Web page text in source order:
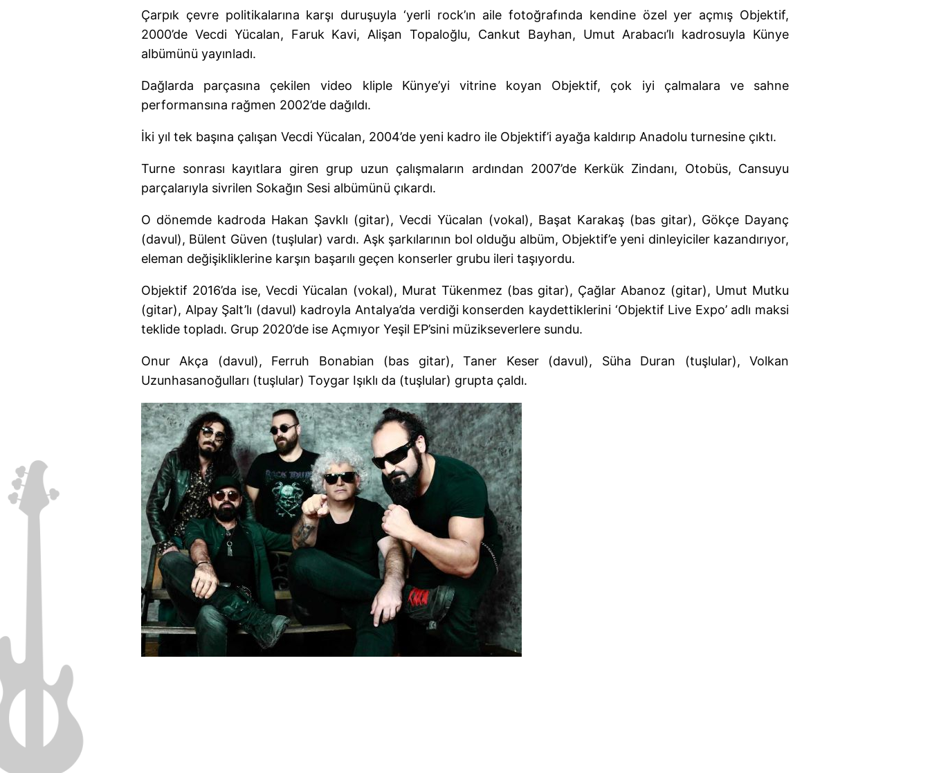
Çarpık çevre politikalarına karşı duruşuyla ‘yerli rock’ın aile fotoğrafında kendine özel yer açmış Objektif,
2000’de Vecdi Yücalan, Faruk Kavi, Alişan Topaloğlu, Cankut Bayhan, Umut Arabacı’lı kadrosuyla Künye
albümünü yayınladı.
Dağlarda parçasına çekilen video kliple Künye’yi vitrine koyan Objektif, çok iyi çalmalara ve sahne
performansına rağmen 2002’de dağıldı.
İki yıl tek başına çalışan Vecdi Yücalan, 2004’de yeni kadro ile Objektif’i ayağa kaldırıp Anadolu turnesine çıktı.
Turne sonrası kayıtlara giren grup uzun çalışmaların ardından 2007’de Kerkük Zindanı, Otobüs, Cansuyu
parçalarıyla sivrilen Sokağın Sesi albümünü çıkardı.
O dönemde kadroda Hakan Şavklı (gitar), Vecdi Yücalan (vokal), Başat Karakaş (bas gitar), Gökçe Dayanç
(davul), Bülent Güven (tuşlular) vardı. Aşk şarkılarının bol olduğu albüm, Objektif’e yeni dinleyiciler kazandırıyor,
eleman değişikliklerine karşın başarılı geçen konserler grubu ileri taşıyordu.
Objektif 2016’da ise, Vecdi Yücalan (vokal), Murat Tükenmez (bas gitar), Çağlar Abanoz (gitar), Umut Mutku
(gitar), Alpay Şalt’lı (davul) kadroyla Antalya’da verdiği konserden kaydettiklerini ‘Objektif Live Expo’ adlı maksi
teklide topladı. Grup 2020’de ise Açmıyor Yeşil EP’sini müzikseverlere sundu.
Onur Akça (davul), Ferruh Bonabian (bas gitar), Taner Keser (davul), Süha Duran (tuşlular), Volkan
Uzunhasanoğulları (tuşlular) Toygar Işıklı da (tuşlular) grupta çaldı.